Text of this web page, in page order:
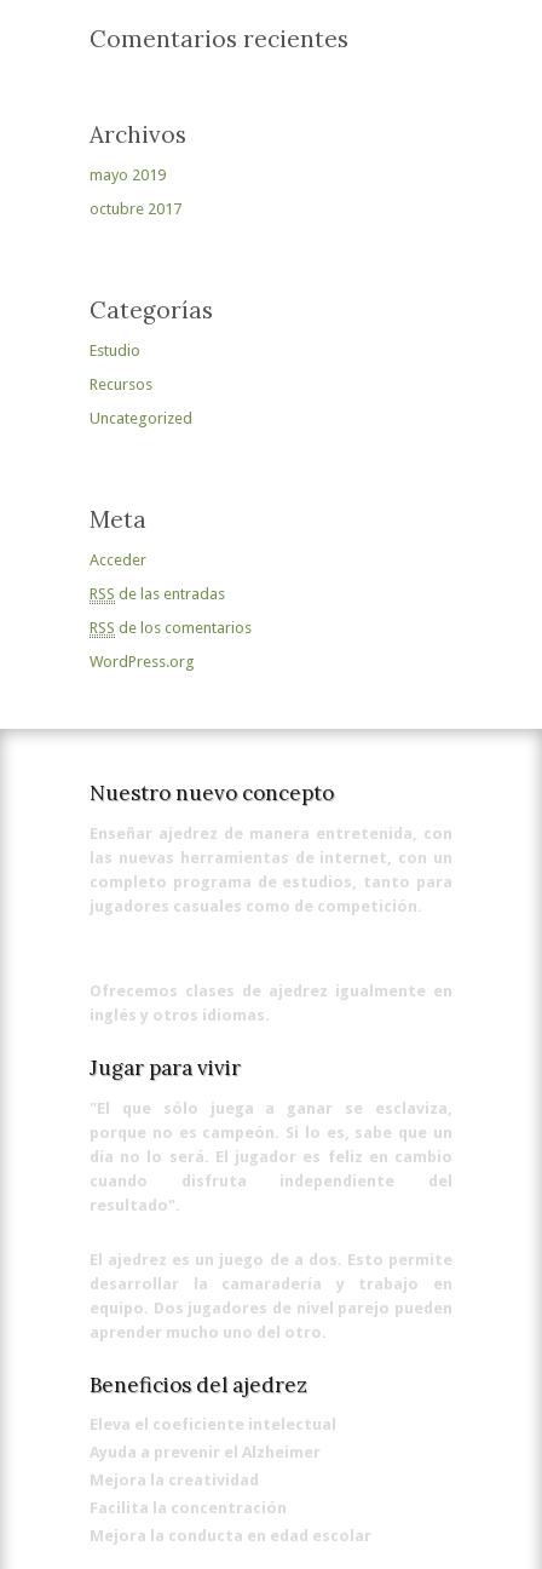
Comentarios recientes
Archivos
mayo 2019
octubre 2017
Categorías
Estudio
Recursos
Uncategorized
Meta
Acceder
RSS de las entradas
RSS de los comentarios
WordPress.org
Nuestro nuevo concepto
Enseñar ajedrez de manera entretenida, con
las nuevas herramientas de internet, con un
completo programa de estudios, tanto para
jugadores casuales como de competición.
Ofrecemos clases de ajedrez igualmente en
inglés y otros idiomas.
Jugar para vivir
"El que sólo juega a ganar se esclaviza,
porque no es campeón. Si lo es, sabe que un
día no lo será. El jugador es feliz en cambio
cuando disfruta independiente del
resultado".
El ajedrez es un juego de a dos. Esto permite
desarrollar la camaradería y trabajo en
equipo. Dos jugadores de nivel parejo pueden
aprender mucho uno del otro.
Beneficios del ajedrez
Eleva el coeficiente intelectual
Ayuda a prevenir el Alzheimer
Mejora la creatividad
Facilita la concentración
Mejora la conducta en edad escolar